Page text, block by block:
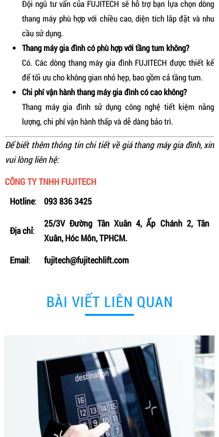
Đội ngũ tư vấn của FUJITECH sẽ hỗ trợ bạn lựa chọn dòng
thang máy phù hợp với chiều cao, diện tích lắp đặt và nhu
cầu sử dụng.
Thang máy gia đình có phù hợp với tầng tum không?
Có. Các dòng thang máy gia đình FUJITECH được thiết kế
để tối ưu cho không gian nhỏ hẹp, bao gồm cả tầng tum.
Chi phí vận hành thang máy gia đình có cao không?
Thang máy gia đình sử dụng công nghệ tiết kiệm năng
lượng, chi phí vận hành thấp và dễ dàng bảo trì.
Để biết thêm thông tin chi tiết về giá thang máy gia đình, xin
vui lòng liên hệ:
CÔNG TY TNHH FUJITECH
Hotline: 093 836 3425
Địa chỉ:
25/3V Đường Tân Xuân 4, Ấp Chánh 2, Tân
Xuân, Hóc Môn, TPHCM.
Email: fujitech@fujitechlift.com
BÀI VIẾT LIÊN QUAN